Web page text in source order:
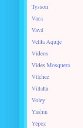
Tysson
Vaca
Vavá
Velita Aquije
Videos
Vides Mosquera
Vilchez
Villalta
Voley
Yashin
Yèpez